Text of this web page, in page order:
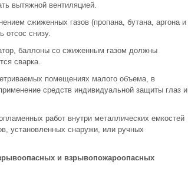
вытяжной вентиляцией.
сжиженных газов (пропана, бутана, аргона и
отсос снизу.
баллоны со сжиженным газом должны
сварка.
помещениях малого объема, в
средств индивидуальной защиты глаз и
работ внутри металлических емкостей
установленных снаружи, или ручных
и взрывопожароопасных